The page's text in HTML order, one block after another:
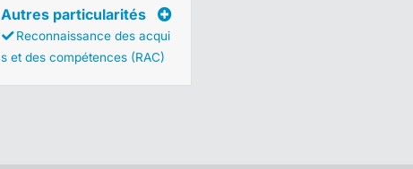
Autres particularités
Reconnaissance des acqui
s et des compétences (RAC)